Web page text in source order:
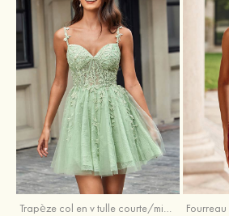
Trapèze col en v tulle courte/mini robe de fête de la rentrée avec perles